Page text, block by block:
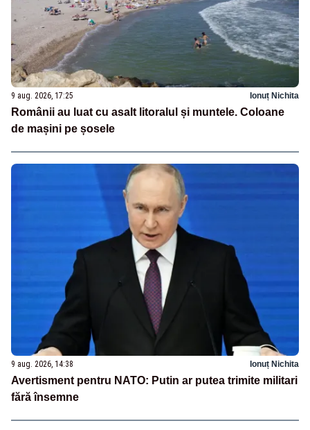
9 aug. 2026, 17:25 Ionuț Nichita
Românii au luat cu asalt litoralul și muntele. Coloane
de mașini pe șosele
9 aug. 2026, 14:38 Ionuț Nichita
Avertisment pentru NATO: Putin ar putea trimite militari
fără însemne